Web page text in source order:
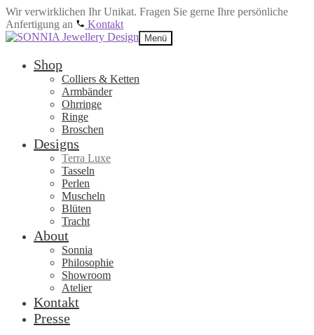
Wir verwirklichen Ihr Unikat. Fragen Sie gerne Ihre persönliche
Anfertigung an
Kontakt
Zur
springen
Zum
springen
Menü
Shop
Colliers & Ketten
Armbänder
Ohrringe
Ringe
Broschen
Designs
Terra Luxe
Tasseln
Perlen
Muscheln
Blüten
Tracht
About
Sonnia
Philosophie
Showroom
Atelier
Kontakt
Presse